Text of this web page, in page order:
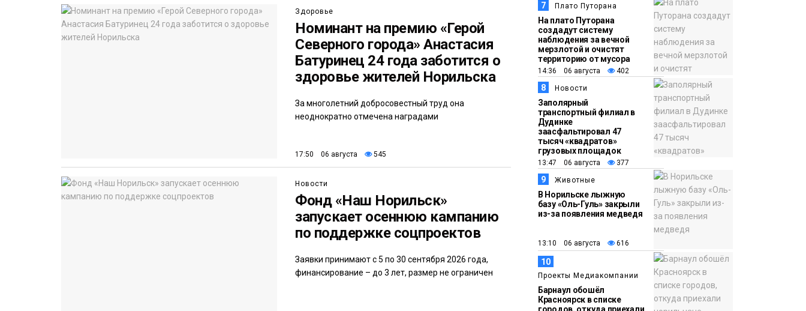
Здоровье
Номинант на премию «Герой
Северного города» Анастасия
Батуринец 24 года заботится о
здоровье жителей Норильска
За многолетний добросовестный труд она
неоднократно отмечена наградами
17:50 06 августа 545
Новости
Фонд «Наш Норильск»
запускает осеннюю кампанию
по поддержке соцпроектов
Заявки принимают с 5 по 30 сентября 2026 года,
финансирование – до 3 лет, размер не ограничен
7 Плато Путорана
На плато Путорана
создадут систему
наблюдения за вечной
мерзлотой и очистят
территорию от мусора
14:36 06 августа 402
8 Новости
Заполярный
транспортный филиал в
Дудинке
заасфальтировал 47
тысяч «квадратов»
грузовых площадок
13:47 06 августа 377
9 Животные
В Норильске лыжную
базу «Оль-Гуль» закрыли
из-за появления медведя
13:10 06 августа 616
10
Проекты Медиакомпании
Барнаул обошёл
Красноярск в списке